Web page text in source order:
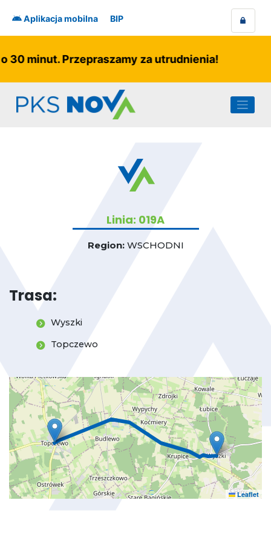
Aplikacja mobilna BIP
30 minut. Przepraszamy za utrudnienia!
Linia: 019A
Region:WSCHODNI
Trasa:
Wyszki
Topczewo
Leaflet